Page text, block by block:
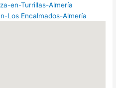
en-Turrillas-Almería
Los Encalmados-Almería